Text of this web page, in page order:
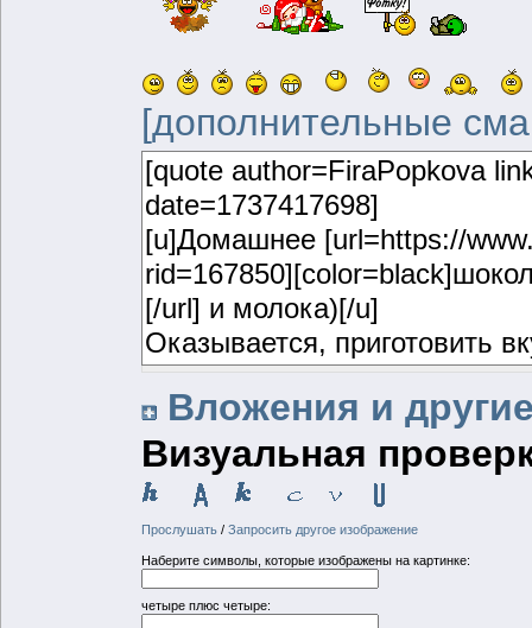
[дополнительные
Вложения и
Визуальная
Прослушать/ Запросить другое изображение
Наберите символы, которые изображены на картинке:
четыре плюс четыре: